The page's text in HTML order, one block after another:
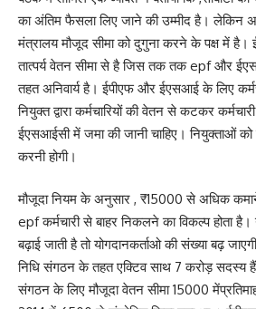
का अंतिम फैसला लिए जाने की उम्मीद है। लेकिन
मंत्रालय मौजूद सीमा को दुगुना करने के पक्ष में
तात्पर्य वेतन सीमा से है जिस तक तक epf और
तहत अनिवार्य है। ईपीएफ और ईएसआई के लिए
नियुक्त द्वारा कर्मचारियों की वेतन से कटकर
ईएसआईसी में जमा की जानी चाहिए। नियुक्ताओं को
करनी होगी।
मौजूदा नियम के अनुसार , ₹15000 से अधिक कमाने
epf कर्मचारी से बाहर निकलने का विकल्प होता
बढ़ाई जाती है तो योगदानकर्ताओ की संख्या बढ़
निधि संगठन के तहत एक्टिव साथ 7 करोड़ सदस्य हैं।
संगठन के लिए मौजूदा वेतन सीमा 15000